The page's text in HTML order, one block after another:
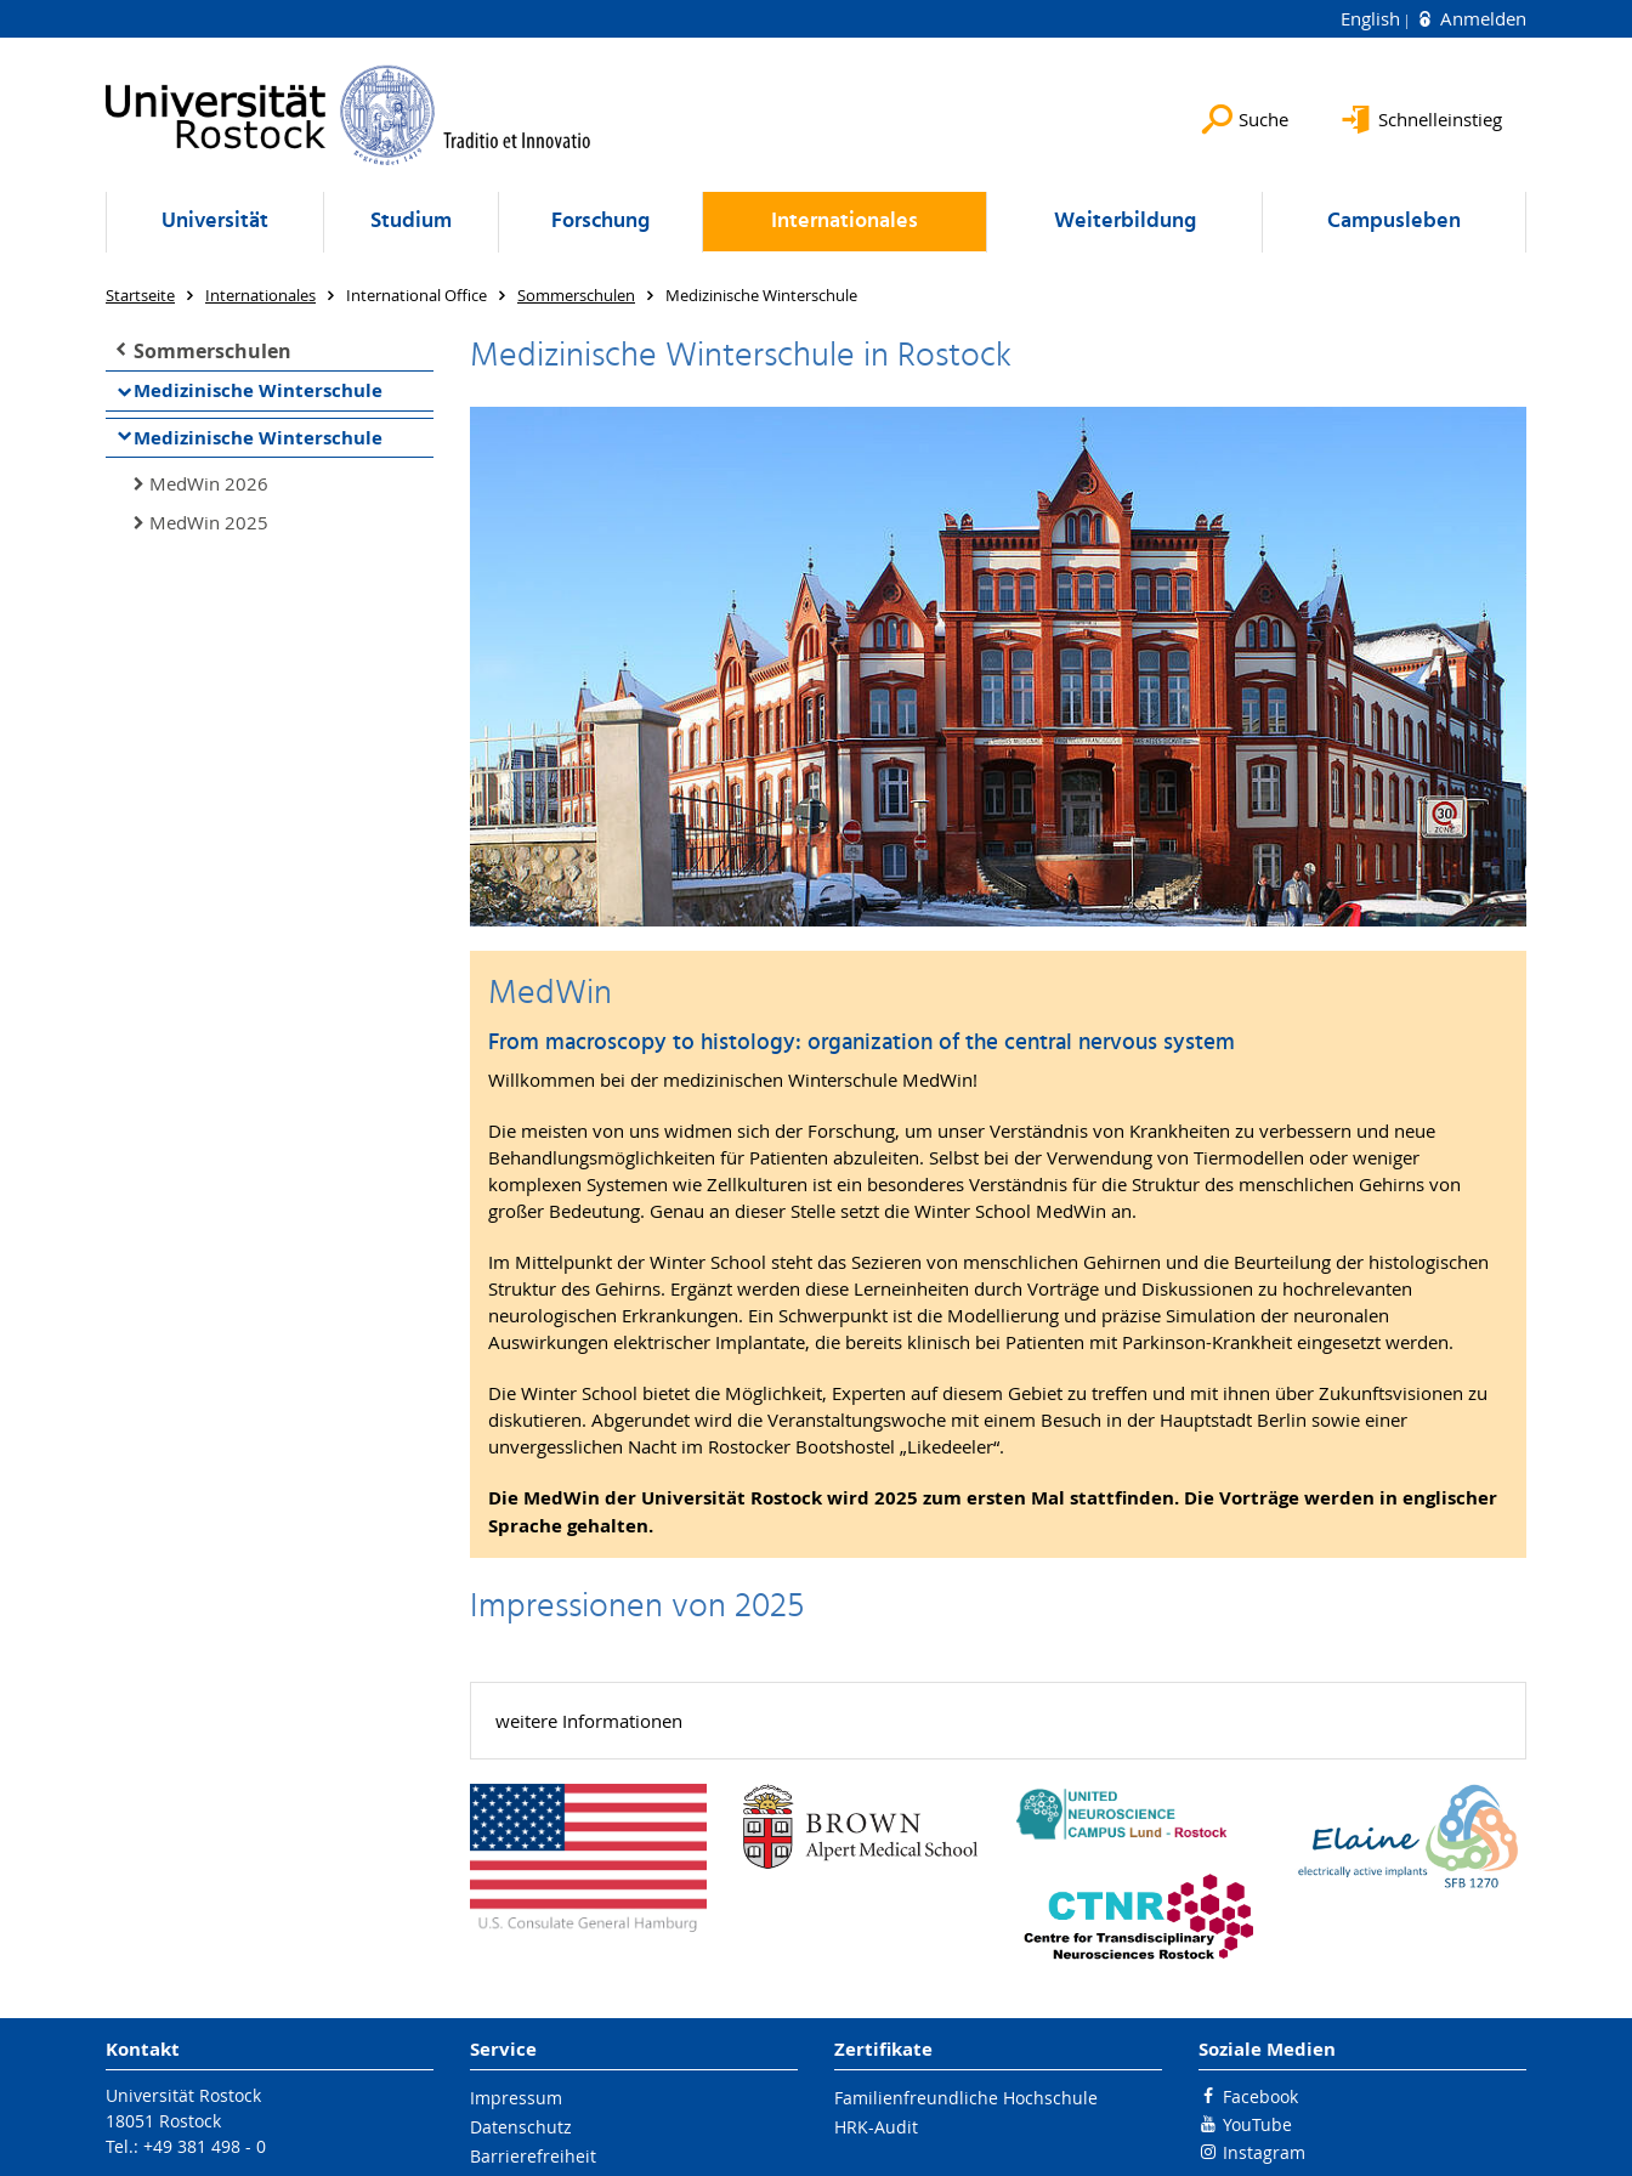
English Anmelden
Suche Schnelleinstieg
Universität Studium Forschung Internationales Weiterbildung Campusleben
Startseite Internationales International Office Sommerschulen Medizinische Winterschule
Sommerschulen
Medizinische Winterschule
Medizinische Winterschule
MedWin 2026
MedWin 2025
Medizinische Winterschule in Rostock
MedWin
From macroscopy to histology: organization of the central nervous system
Willkommen bei der medizinischen Winterschule MedWin!
Die meisten von uns widmen sich der Forschung, um unser Verständnis von Krankheiten zu verbessern und neue
Behandlungsmöglichkeiten für Patienten abzuleiten. Selbst bei der Verwendung von Tiermodellen oder weniger
komplexen Systemen wie Zellkulturen ist ein besonderes Verständnis für die Struktur des menschlichen Gehirns von
großer Bedeutung. Genau an dieser Stelle setzt die Winter School MedWin an.
Im Mittelpunkt der Winter School steht das Sezieren von menschlichen Gehirnen und die Beurteilung der histologischen
Struktur des Gehirns. Ergänzt werden diese Lerneinheiten durch Vorträge und Diskussionen zu hochrelevanten
neurologischen Erkrankungen. Ein Schwerpunkt ist die Modellierung und präzise Simulation der neuronalen
Auswirkungen elektrischer Implantate, die bereits klinisch bei Patienten mit Parkinson-Krankheit eingesetzt werden.
Die Winter School bietet die Möglichkeit, Experten auf diesem Gebiet zu treffen und mit ihnen über Zukunftsvisionen zu
diskutieren. Abgerundet wird die Veranstaltungswoche mit einem Besuch in der Hauptstadt Berlin sowie einer
unvergesslichen Nacht im Rostocker Bootshostel „Likedeeler“.
Die MedWin der Universität Rostock wird 2025 zum ersten Mal stattfinden. Die Vorträge werden in englischer
Sprache gehalten.
Impressionen von 2025
weitere Informationen
Kontakt
Universität Rostock
18051 Rostock
Tel.: +49 381 498 - 0
Service
Impressum
Datenschutz
Barrierefreiheit
Zertifikate
Familienfreundliche Hochschule
HRK-Audit
Soziale Medien
Facebook
YouTube
Instagram